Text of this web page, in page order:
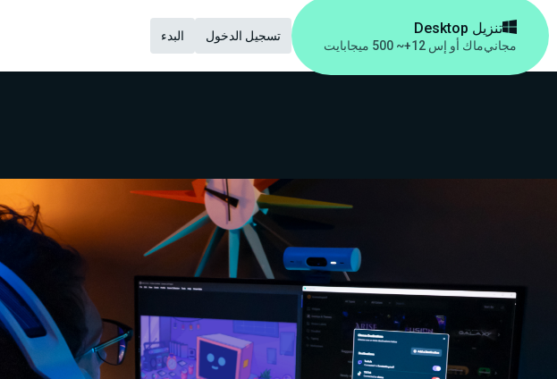
تنزيل Desktop
مجانيماك أو إس 12+ ~ 500 ميجابايت
تسجيل الدخول البدء